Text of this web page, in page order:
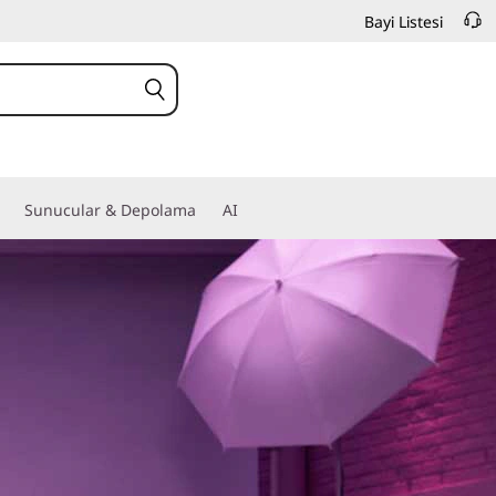
Bayi Listesi
Sunucular & Depolama AI